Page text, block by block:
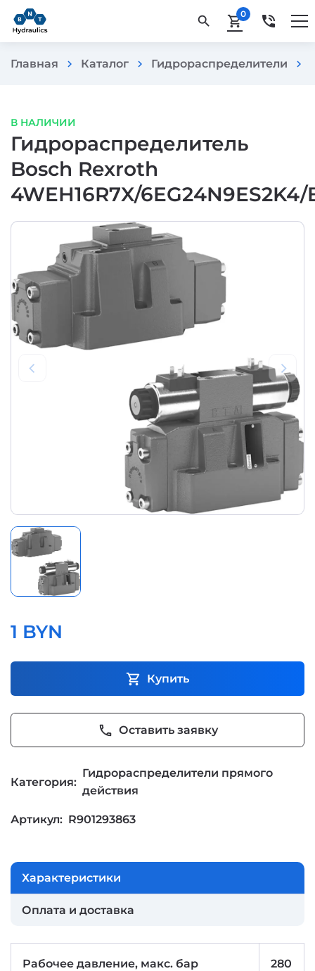
search shopping_cart0 phone_in_talk
Главная chevron_right Каталог chevron_right Гидрораспределители chevron_right
В НАЛИЧИИ
Гидрораспределитель
Bosch Rexroth
4WEH16R7X/6EG24N9ES2K4/
1 BYN
shopping_cart Купить
phone Оставить заявку
Категория:
Гидрораспределители прямого
действия
Артикул: R901293863
Характеристики
Оплата и доставка
Рабочее давление, макс. бар 280